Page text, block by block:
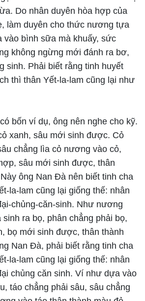
Do nhân duyên hòa hợp của
làm duyên cho thức nương tựa
vào bình sữa mà khuấy, sức
không ngừng mới đánh ra bơ,
sinh. Phải biết rằng tinh huyết
thì thân Yết-la-lam cũng lại như
bốn ví dụ, ông nên nghe cho kỹ.
xanh, sâu mới sinh được. Cỏ
chẳng lìa cỏ nương vào cỏ,
sâu mới sinh được, thân
ông Nan Đà nên biết tinh cha
la-lam cũng lại giống thế: nhân
chủng-căn-sinh. Như nương
sinh ra bọ, phân chẳng phải bọ,
bọ mới sinh được, thân thành
Nan Đà, phải biết rằng tinh cha
la-lam cũng lại giống thế: nhân
chủng căn sinh. Ví như dựa vào
táo chẳng phải sâu, sâu chẳng